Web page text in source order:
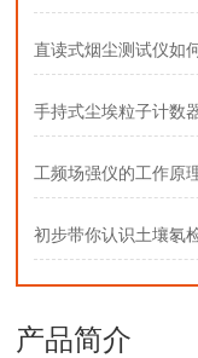
直读式烟尘测试仪如
手持式尘埃粒子计数
工频场强仪的工作原
初步带你认识土壤氡
产品简介